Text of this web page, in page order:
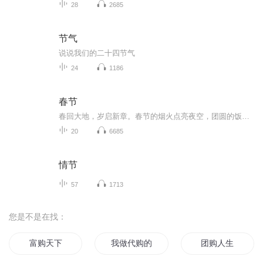
28 2685
节气
说说我们的二十四节气
24 1186
春节
20 6685
情节
57 1713
您是不是在找：
富购天下 我做代购的日子 团购人生